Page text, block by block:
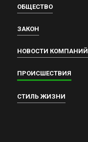
ОБЩЕСТВО
ЗАКОН
НОВОСТИ КОМПАНИЙ
ПРОИСШЕСТВИЯ
СТИЛЬ ЖИЗНИ